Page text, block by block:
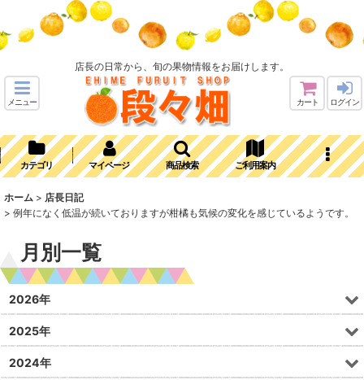
店長の日常から、旬の果物情報をお届けします。
メニュー カート ログイン
カテゴリ マイページ 商品検索 ご利用案内
ホーム > 店長日記
> 例年になく低温が続いておりますが柑橘も気候の変化を感じているようです。
月別一覧
2026年
2025年
2024年